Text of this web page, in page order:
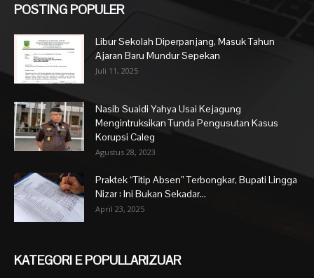
POSTING POPULER
Libur Sekolah Diperpanjang, Masuk Tahun
Ajaran Baru Mundur Sepekan
Juli 11, 2025
Nasib Suaidi Yahya Usai Kejagung
Mengintruksikan Tunda Pengusutan Kasus
Korupsi Caleg
Agustus 28, 2023
Praktek “Titip Absen” Terbongkar, Bupati Lingga
Nizar : Ini Bukan Sekadar...
April 23, 2025
KATEGORI E POPULLARIZUAR